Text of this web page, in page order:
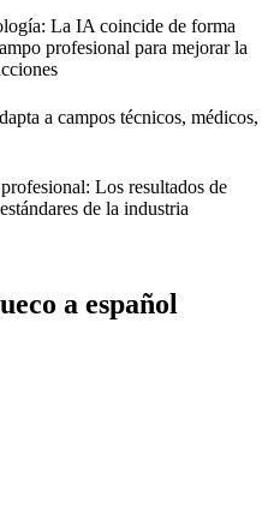
La IA coincide de forma
profesional para mejorar la
a campos técnicos, médicos,
Los resultados de
de la industria
a español